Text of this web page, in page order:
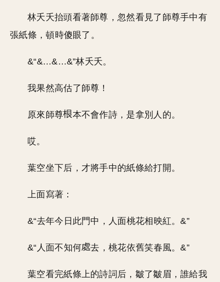
林夭夭抬頭看著師尊，忽然看見了師尊手中有
張紙條，頓時傻眼了。
&“&…&…&”林夭夭。
我果然高估了師尊！
原來師尊 本不會作詩，是拿別人的。
哎。
葉空坐下后，才將手中的紙條給打開。
上面寫著：
&“去年今日此門中，人面桃花相映紅。&”
&“人面不知何 去，桃花依舊笑春風。&”
葉空看完紙條上的詩詞后，皺了皺眉，誰給我